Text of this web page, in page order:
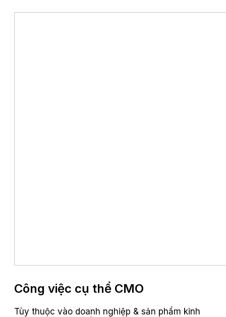
Công việc cụ thể CMO
Tùy thuộc vào doanh nghiệp & sản phẩm kinh